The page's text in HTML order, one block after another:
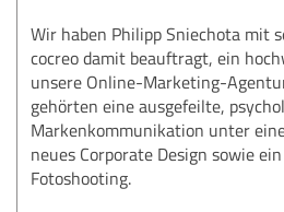
Wir haben Philipp Sniechota mit
cocreo damit beauftragt, ein
unsere Online-Marketing-
gehörten eine ausgefeilte,
Markenkommunikation unter
neues Corporate Design sowie
Fotoshooting.